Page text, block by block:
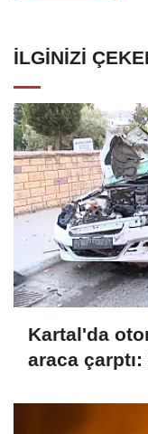
İLGINIZI
Kartal'da
araca çarptı: